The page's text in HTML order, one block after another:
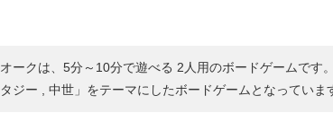
オークは、5分～10分で遊べる 2人用のボードゲームです
タジー , 中世 」をテーマにしたボードゲームとなっていま